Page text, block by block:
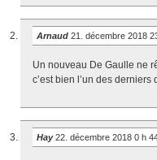
Arnaud 21. décembre 2018
Un nouveau De Gaulle ne
c’est bien l’un des
Hay 22. décembre 2018 0 h